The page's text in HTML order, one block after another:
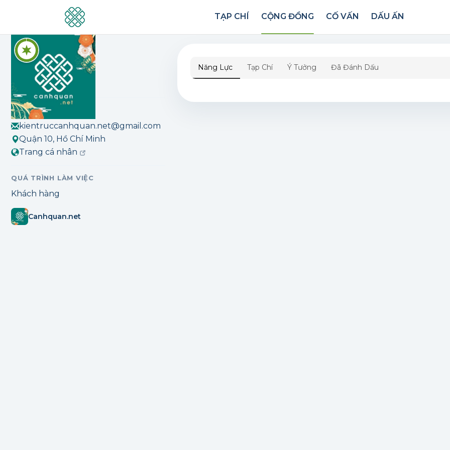
TẠP CHÍ CỘNG ĐỒNG CỐ VẤN DẤU ẤN
Canhquan.net
Đánh dấu
28 lượt đánh dấu
THÔNG TIN LIÊN HỆ
kientruccanhquan.net@gmail.com
Quận 10, Hồ Chí Minh
Trang cá nhân
QUÁ TRÌNH LÀM VIỆC
Khách hàng
Canhquan.net
Năng Lực Tạp Chí Ý Tưởng Đã Đánh Dấu